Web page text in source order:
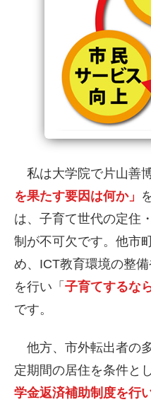
私は大学院で片山善
を果たす要因は何か」
は、子育て世代の定住
制が不可欠です。他市
め、ICT教育環境の整
を行い「 子育てするな
です。
他方、市外転出者の
定期間の居住を条件と
学金返済補助制度を行